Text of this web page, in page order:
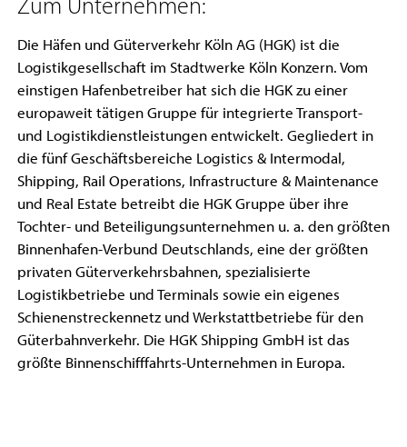
Die Häfen und Güterverkehr Köln AG (HGK) ist die
Logistikgesellschaft im Stadtwerke Köln Konzern. Vom
einstigen Hafenbetreiber hat sich die HGK zu einer
europaweit tätigen Gruppe für integrierte Transport-
und Logistikdienstleistungen entwickelt. Gegliedert in
die fünf Geschäftsbereiche Logistics & Intermodal,
Shipping, Rail Operations, Infrastructure & Maintenance
und Real Estate betreibt die HGK Gruppe über ihre
Tochter- und Beteiligungsunternehmen u. a. den größten
Binnenhafen-Verbund Deutschlands, eine der größten
privaten Güterverkehrsbahnen, spezialisierte
Logistikbetriebe und Terminals sowie ein eigenes
Schienenstreckennetz und Werkstattbetriebe für den
Güterbahnverkehr. Die HGK Shipping GmbH ist das
größte Binnenschifffahrts-Unternehmen in Europa.